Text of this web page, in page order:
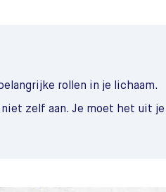
rollen in je lichaam.
zelf aan. Je moet het uit